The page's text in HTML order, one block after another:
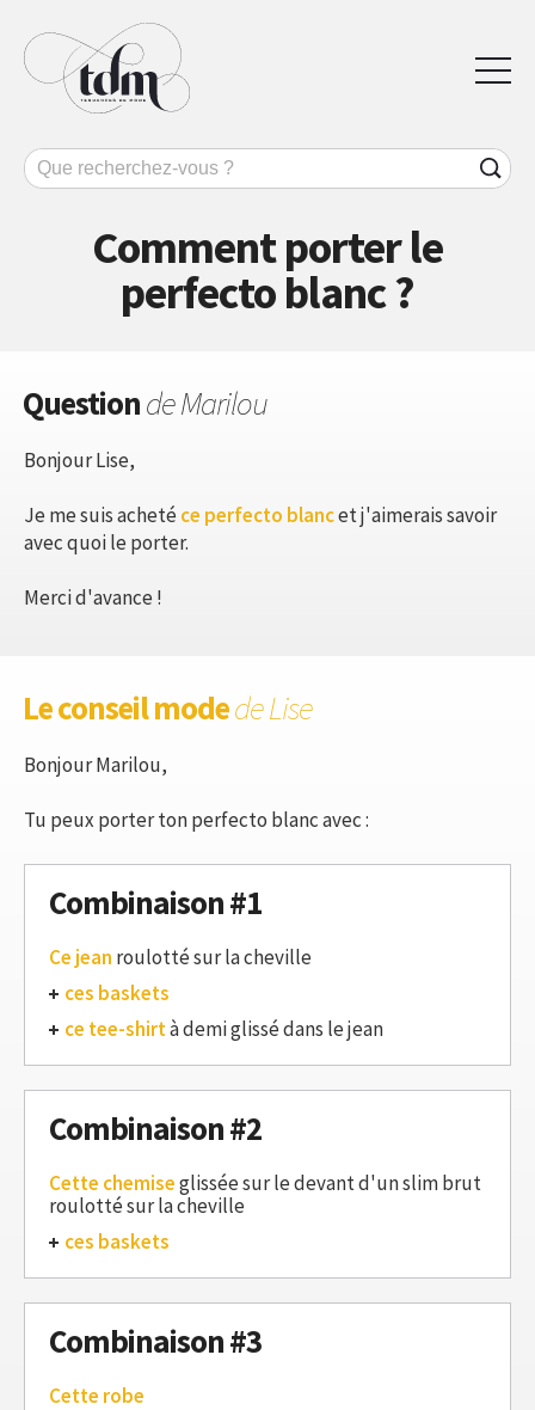
Comment porter le
perfecto blanc ?
Questionde Marilou
Bonjour Lise,
Je me suis achetéce perfecto blancet j'aimerais savoir
avec quoi le porter.
Merci d'avance !
Le conseil modede Lise
Bonjour Marilou,
Tu peux porter ton perfecto blanc avec :
Combinaison #1
Ce jean roulotté sur la cheville
ces baskets
ce tee-shirtà demi glissé dans le jean
Combinaison #2
Cette chemiseglissée sur le devant d'un slim brut
roulotté sur la cheville
ces baskets
Combinaison #3
Cette robe